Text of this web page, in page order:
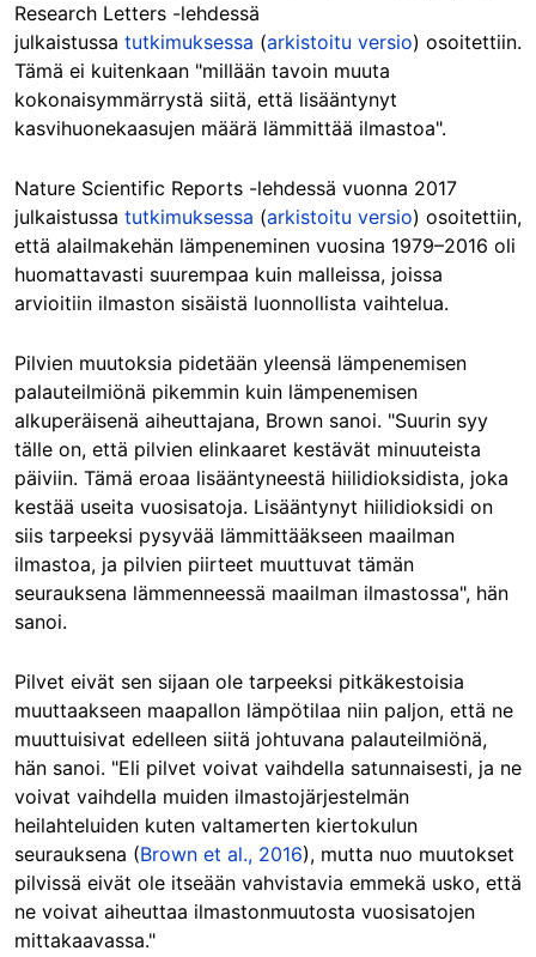
Research Letters -lehdessä
julkaistussa tutkimuksessa (arkistoitu versio) osoitettiin.
Tämä ei kuitenkaan "millään tavoin muuta
kokonaisymmärrystä siitä, että lisääntynyt
kasvihuonekaasujen määrä lämmittää ilmastoa".
Nature Scientific Reports -lehdessä vuonna 2017
julkaistussa tutkimuksessa (arkistoitu versio) osoitettiin,
että alailmakehän lämpeneminen vuosina 1979–2016 oli
huomattavasti suurempaa kuin malleissa, joissa
arvioitiin ilmaston sisäistä luonnollista vaihtelua.
Pilvien muutoksia pidetään yleensä lämpenemisen
palauteilmiönä pikemmin kuin lämpenemisen
alkuperäisenä aiheuttajana, Brown sanoi. "Suurin syy
tälle on, että pilvien elinkaaret kestävät minuuteista
päiviin. Tämä eroaa lisääntyneestä hiilidioksidista, joka
kestää useita vuosisatoja. Lisääntynyt hiilidioksidi on
siis tarpeeksi pysyvää lämmittääkseen maailman
ilmastoa, ja pilvien piirteet muuttuvat tämän
seurauksena lämmenneessä maailman ilmastossa", hän
sanoi.
Pilvet eivät sen sijaan ole tarpeeksi pitkäkestoisia
muuttaakseen maapallon lämpötilaa niin paljon, että ne
muuttuisivat edelleen siitä johtuvana palauteilmiönä,
hän sanoi. "Eli pilvet voivat vaihdella satunnaisesti, ja ne
voivat vaihdella muiden ilmastojärjestelmän
heilahteluiden kuten valtamerten kiertokulun
seurauksena (Brown et al., 2016), mutta nuo muutokset
pilvissä eivät ole itseään vahvistavia emmekä usko, että
ne voivat aiheuttaa ilmastonmuutosta vuosisatojen
mittakaavassa."